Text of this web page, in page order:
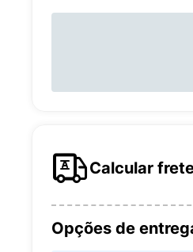
Calcular
Opções de